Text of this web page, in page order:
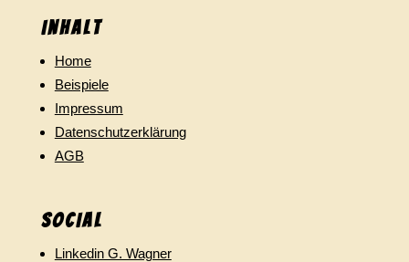
Inhalt
Home
Beispiele
Impressum
Datenschutzerklärung
AGB
SOCIAL
Linkedin G. Wagner